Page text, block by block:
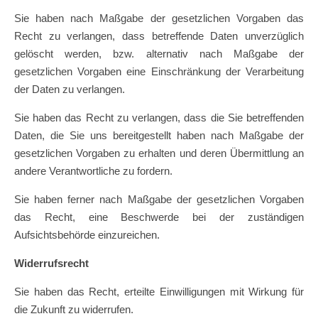
Sie haben nach Maßgabe der gesetzlichen Vorgaben das
Recht zu verlangen, dass betreffende Daten unverzüglich
gelöscht werden, bzw. alternativ nach Maßgabe der
gesetzlichen Vorgaben eine Einschränkung der Verarbeitung
der Daten zu verlangen.
Sie haben das Recht zu verlangen, dass die Sie betreffenden
Daten, die Sie uns bereitgestellt haben nach Maßgabe der
gesetzlichen Vorgaben zu erhalten und deren Übermittlung an
andere Verantwortliche zu fordern.
Sie haben ferner nach Maßgabe der gesetzlichen Vorgaben
das Recht, eine Beschwerde bei der zuständigen
Aufsichtsbehörde einzureichen.
Widerrufsrecht
Sie haben das Recht, erteilte Einwilligungen mit Wirkung für
die Zukunft zu widerrufen.